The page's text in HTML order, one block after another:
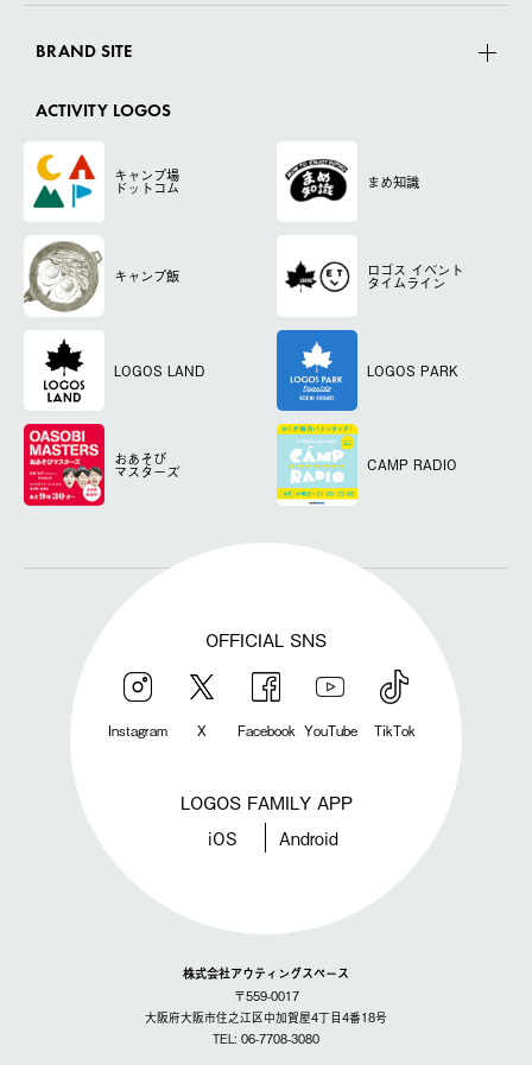
BRAND SITE
ACTIVITY LOGOS
キャンプ場
ドットコム まめ知識
キャンプ飯 ロゴス イベント
タイムライン
LOGOS LAND LOGOS PARK
おあそび
マスターズ CAMP RADIO
OFFICIAL SNS
Instagram X Facebook YouTube TikTok
LOGOS FAMILY APP
iOS Android
株式会社アウティングスペース
〒559-0017
大阪府大阪市住之江区中加賀屋4丁目4番18号
TEL: 06-7708-3080